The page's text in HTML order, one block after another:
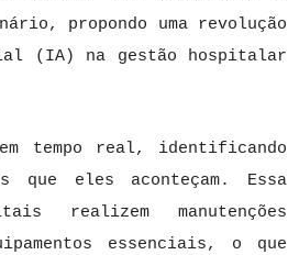
propondo uma revolução
(IA) na gestão hospitalar
tempo real, identificando
que eles aconteçam. Essa
realizem manutenções
essenciais, o que